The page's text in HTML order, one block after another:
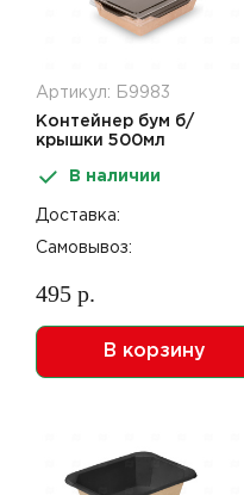
Артикул: Б9983
Контейнер бум б/
крышки 500мл
крафт+черный OpSalad
В наличии
Доставка:
Самовывоз:
495 р.
В корзину